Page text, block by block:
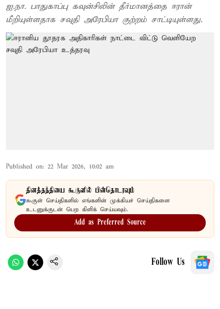
ஐ.நா. பாதுகாப்பு கவுன்சிலின் தீர்மானத்தை ஈரான்
மீறியுள்ளதாக சவுதி அரேபியா குற்றம் சாட்டியுள்ளது.
Published on: 22 Mar 2026, 10:02 am
தினத்தந்தியை கூகுளில் பின்தொடரவும்
கூகுள் செய்திகளில் எங்களின் முக்கியச் செய்திகளை
உடனுக்குடன் பெற கிளிக் செய்யவும்.
Add as Preferred Source
Follow Us